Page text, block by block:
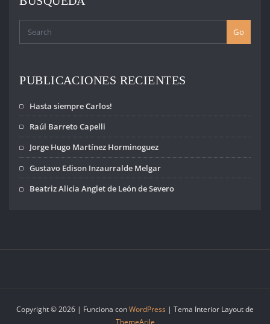
Go
PUBLICACIONES RECIENTES
Hasta siempre Carlos!
Raúl Barreto Capelli
Jorge Hugo Martínez Horminoguez
Gustavo Edison Inzaurralde Melgar
Beatriz Alicia Anglet de León de Severo
Copyright © 2026 | Funciona conWordPress | Tema Interior Layout de